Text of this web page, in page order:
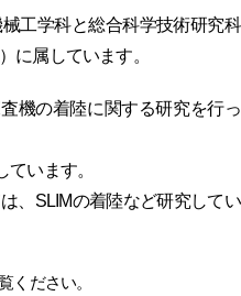
工学科と総合科学技術研究科
に属しています。
機の着陸に関する研究を行っ
ています。
、SLIMの着陸など研究してい
ください。